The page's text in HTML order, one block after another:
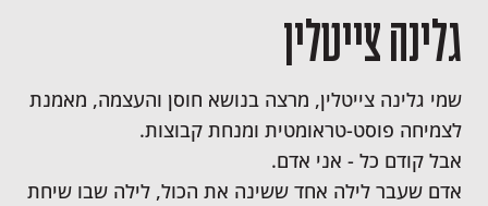
גלינה צייטלין
שמי גלינה צייטלין, מרצה בנושא חוסן והעצמה, מאמנת
לצמיחה פוסט-טראומטית ומנחת קבוצות.
אבל קודם כל - אני אדם.
אדם שעבר לילה אחד ששינה את הכול, לילה שבו שיחת